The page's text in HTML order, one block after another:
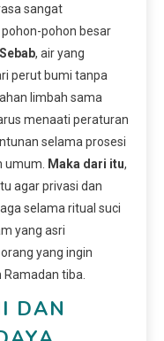
sangat
pohon besar
Sebab, air yang
perut bumi tanpa
limbah sama
menaati peraturan
selama prosesi
umum.
Maka dari itu,
agar privasi dan
selama ritual suci
yang asri
yang ingin
tiba.
DAN